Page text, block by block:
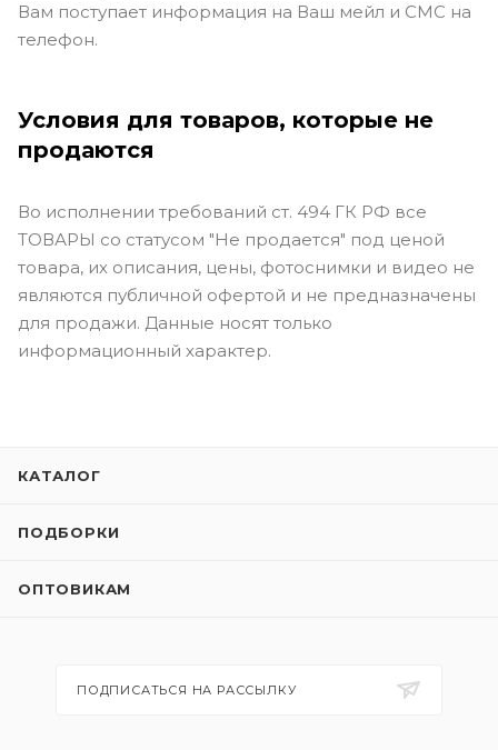
Вам поступает информация на Ваш мейл и СМС на
телефон.
Условия для товаров, которые не
продаются
Во исполнении требований ст. 494 ГК РФ все
ТОВАРЫ со статусом "Не продается" под ценой
товара, их описания, цены, фотоснимки и видео не
являются публичной офертой и не предназначены
для продажи. Данные носят только
информационный характер.
КАТАЛОГ
ПОДБОРКИ
ОПТОВИКАМ
ПОДПИСАТЬСЯ НА РАССЫЛКУ